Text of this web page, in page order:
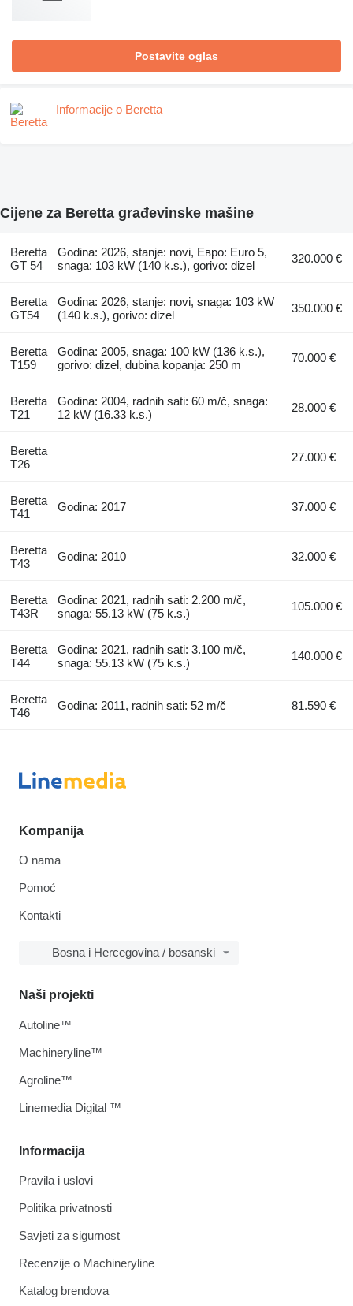
Postavite oglas
Informacije o Beretta
Cijene za Beretta građevinske mašine
Beretta
GT 54
Godina: 2026, stanje: novi, Евро: Euro 5,
snaga: 103 kW (140 k.s.), gorivo: dizel
320.000 €
Beretta
GT54
Godina: 2026, stanje: novi, snaga: 103 kW
(140 k.s.), gorivo: dizel
350.000 €
Beretta
T159
Godina: 2005, snaga: 100 kW (136 k.s.),
gorivo: dizel, dubina kopanja: 250 m
70.000 €
Beretta
T21
Godina: 2004, radnih sati: 60 m/č, snaga:
12 kW (16.33 k.s.)
28.000 €
Beretta
T26
27.000 €
Beretta
T41
Godina: 2017 37.000 €
Beretta
T43
Godina: 2010 32.000 €
Beretta
T43R
Godina: 2021, radnih sati: 2.200 m/č,
snaga: 55.13 kW (75 k.s.)
105.000 €
Beretta
T44
Godina: 2021, radnih sati: 3.100 m/č,
snaga: 55.13 kW (75 k.s.)
140.000 €
Beretta
T46
Godina: 2011, radnih sati: 52 m/č 81.590 €
Kompanija
O nama
Pomoć
Kontakti
Bosna i Hercegovina / bosanski
Informacija
Pravila i uslovi
Politika privatnosti
Savjeti za sigurnost
Recenzije o Machineryline
Katalog brendova
Naši projekti
Autoline™
Machineryline™
Agroline™
Linemedia Digital ™